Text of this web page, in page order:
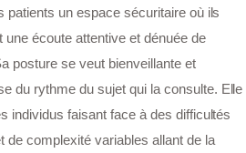
patients un espace sécuritaire où ils
une écoute attentive et dénuée de
posture se veut bienveillante et
du rythme du sujet qui la consulte. Elle
individus faisant face à des difficultés
de complexité variables allant de la